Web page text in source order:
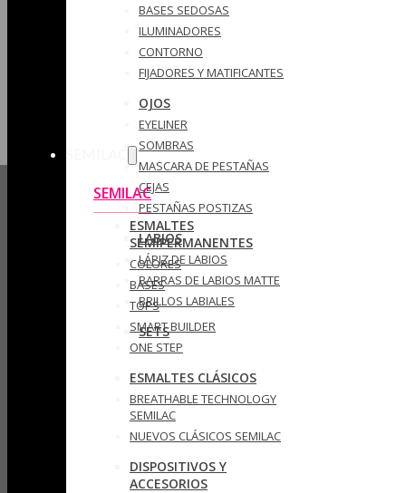
BASES SEDOSAS
ILUMINADORES
CONTORNO
FIJADORES Y MATIFICANTES
OJOS
EYELINER
SOMBRAS
MASCARA DE PESTAÑAS
CEJAS
PESTAÑAS POSTIZAS
LABIOS
LÁPIZ DE LABIOS
BARRAS DE LABIOS MATTE
BRILLOS LABIALES
SETS
SEMILAC
ESMALTES
SEMIPERMANENTES
COLORES
BASES
TOPS
SMART BUILDER
ONE STEP
ESMALTES CLÁSICOS
BREATHABLE TECHNOLOGY
SEMILAC
NUEVOS CLÁSICOS SEMILAC
DISPOSITIVOS Y
ACCESORIOS